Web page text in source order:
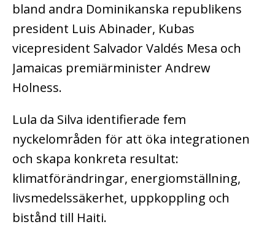
bland andra Dominikanska republikens
president Luis Abinader, Kubas
vicepresident Salvador Valdés Mesa och
Jamaicas premiärminister Andrew
Holness.
Lula da Silva identifierade fem
nyckelområden för att öka integrationen
och skapa konkreta resultat:
klimatförändringar, energiomställning,
livsmedelssäkerhet, uppkoppling och
bistånd till Haiti.